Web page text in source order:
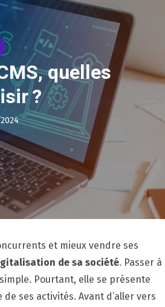
quelles
?
et mieux vendre ses
de sa société. Passer à
Pourtant, elle se présente
ses activités. Avant d’aller vers